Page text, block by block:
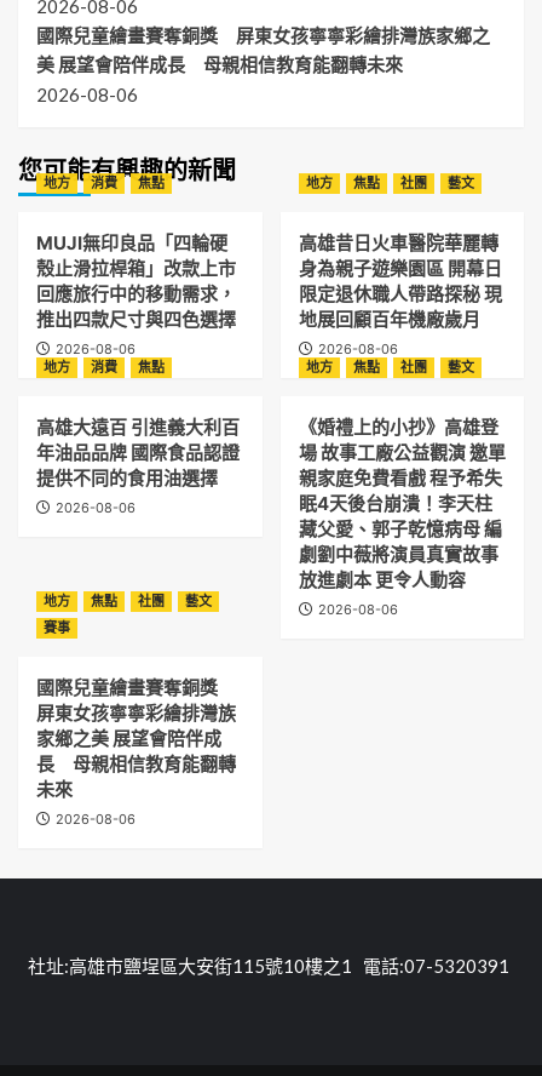
2026-08-06
國際兒童繪畫賽奪銅獎 屏東女孩寧寧彩繪排灣族家鄉之
美 展望會陪伴成長 母親相信教育能翻轉未來
2026-08-06
您可能有興趣的新聞
地方 消費 焦點
MUJI無印良品「四輪硬
殼止滑拉桿箱」改款上市
回應旅行中的移動需求，
推出四款尺寸與四色選擇
2026-08-06
地方 焦點 社團 藝文
高雄昔日火車醫院華麗轉
身為親子遊樂園區 開幕日
限定退休職人帶路探秘 現
地展回顧百年機廠歲月
2026-08-06
地方
消費 焦點
高雄大遠百 引進義大利百
年油品品牌 國際食品認證
提供不同的食用油選擇
2026-08-06
地方 焦點 社團 藝文
《婚禮上的小抄》高雄登
場 故事工廠公益觀演 邀單
親家庭免費看戲 程予希失
眠4天後台崩潰！李天柱
藏父愛、郭子乾憶病母 編
劇劉中薇將演員真實故事
放進劇本 更令人動容
2026-08-06
地方 焦點 社團
藝文
賽事
國際兒童繪畫賽奪銅獎
屏東女孩寧寧彩繪排灣族
家鄉之美 展望會陪伴成
長 母親相信教育能翻轉
未來
2026-08-06
社址:高雄市鹽埕區大安街115號10樓之1 電話:07-5320391